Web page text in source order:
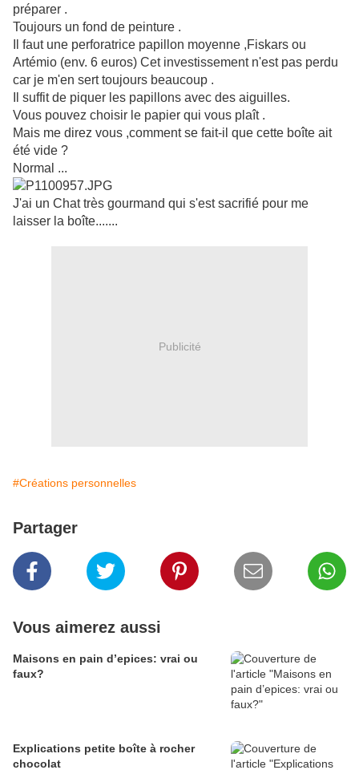
préparer .
Toujours un fond de peinture .
Il faut une perforatrice papillon moyenne ,Fiskars ou
Artémio (env. 6 euros) Cet investissement n'est pas perdu
car je m'en sert toujours beaucoup .
Il suffit de piquer les papillons avec des aiguilles.
Vous pouvez choisir le papier qui vous plaît .
Mais me direz vous ,comment se fait-il que cette boîte ait
été vide ?
Normal ...
J'ai un Chat très gourmand qui s'est sacrifié pour me
laisser la boîte.......
Publicité
#Créations personnelles
Partager
Vous aimerez aussi
Maisons en pain d’epices: vrai ou
faux?
Explications petite boîte à rocher
chocolat